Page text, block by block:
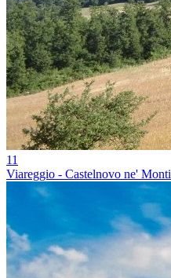
11
Viareggio - Castelnovo ne' Monti